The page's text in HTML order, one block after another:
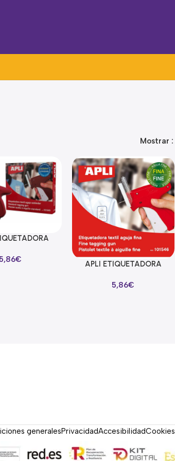
Mostrar
5,86€ Añadir Al Carrito
APLI ETIQUETADORA
5,86€
generalesPrivacidadAccesibilidadCookies